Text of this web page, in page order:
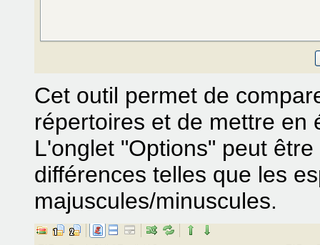
Cet outil permet de
répertoires et de mettre en
L'onglet "Options" peut
différences telles que les
majuscules/minuscules.